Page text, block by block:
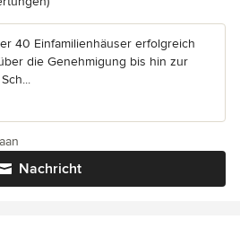
40 Einfamilienhäuser erfolgreich
die Genehmigung bis hin zur
Nachricht